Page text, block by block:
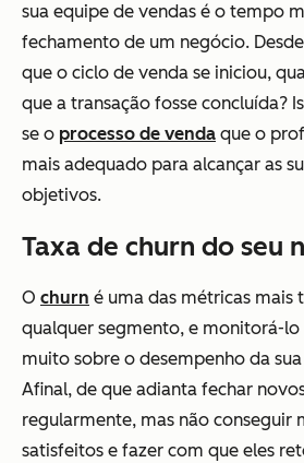
sua equipe de vendas é o tempo
fechamento de um negócio.
que o ciclo de venda se iniciou,
que a transação fosse concluída?
se o processo de venda que o
mais adequado para alcançar as
objetivos.
Taxa de churn do seu
O churn é uma das métricas mais
qualquer segmento, e monitorá-
muito sobre o desempenho da
Afinal, de que adianta fechar
regularmente, mas não conseguir
satisfeitos e fazer com que eles